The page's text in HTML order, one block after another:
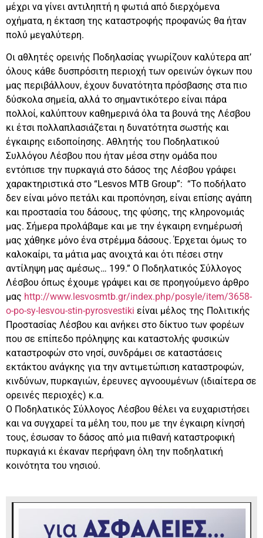
μέχρι να γίνει αντιληπτή η φωτιά από διερχόμενα
οχήματα, η έκταση της καταστροφής προφανώς θα ήταν
πολύ μεγαλύτερη.
Οι αθλητές ορεινής Ποδηλασίας γνωρίζουν καλύτερα απ’
όλους κάθε δυσπρόσιτη περιοχή των ορεινών όγκων που
μας περιβάλλουν, έχουν δυνατότητα πρόσβασης στα πιο
δύσκολα σημεία, αλλά το σημαντικότερο είναι πάρα
πολλοί, καλύπτουν καθημερινά όλα τα βουνά της Λέσβου
κι έτσι πολλαπλασιάζεται η δυνατότητα σωστής και
έγκαιρης ειδοποίησης. Αθλητής του Ποδηλατικού
Συλλόγου Λέσβου που ήταν μέσα στην ομάδα που
εντόπισε την πυρκαγιά στο δάσος της Λέσβου γράφει
χαρακτηριστικά στο “Lesvos MTB Group”: “Το ποδήλατο
δεν είναι μόνο πετάλι και προπόνηση, είναι επίσης αγάπη
και προστασία του δάσους, της φύσης, της κληρονομιάς
μας. Σήμερα προλάβαμε και με την έγκαιρη ενημέρωσή
μας χάθηκε μόνο ένα στρέμμα δάσους. Έρχεται όμως το
καλοκαίρι, τα μάτια μας ανοιχτά και ότι πέσει στην
αντίληψη μας αμέσως… 199.” Ο Ποδηλατικός Σύλλογος
Λέσβου όπως έχουμε γράψει και σε προηγούμενο άρθρο
μας http://www.lesvosmtb.gr/index.php/posyle/item/3658-
o-po-sy-lesvou-stin-pyrosvestiki είναι μέλος της Πολιτικής
Προστασίας Λέσβου και ανήκει στο δίκτυο των φορέων
που σε επίπεδο πρόληψης και καταστολής φυσικών
καταστροφών στο νησί, συνδράμει σε καταστάσεις
εκτάκτου ανάγκης για την αντιμετώπιση καταστροφών,
κινδύνων, πυρκαγιών, έρευνες αγνοουμένων (ιδιαίτερα σε
ορεινές περιοχές) κ.α.
Ο Ποδηλατικός Σύλλογος Λέσβου θέλει να ευχαριστήσει
και να συγχαρεί τα μέλη του, που με την έγκαιρη κίνησή
τους, έσωσαν το δάσος από μια πιθανή καταστροφική
πυρκαγιά κι έκαναν περήφανη όλη την ποδηλατική
κοινότητα του νησιού.